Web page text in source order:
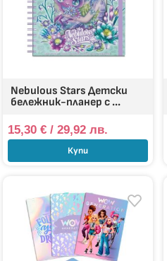
Nebulous Stars Детски
бележник-планер с ...
15,30 €/ 29,92 лв.
Купи